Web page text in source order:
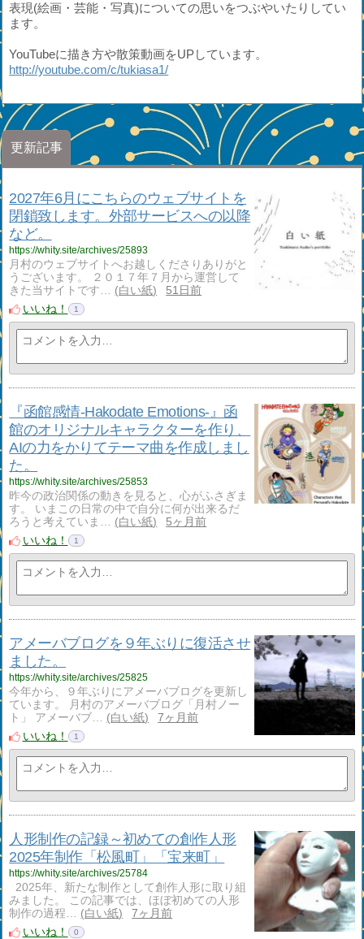
表現(絵画・芸能・写真)についての思いをつぶやいたりしてい
ます。
YouTubeに描き方や散策動画をUPしています。
http://youtube.com/c/tukiasa1/
更新記事
2027年6月にこちらのウェブサイトを
閉鎖致します。外部サービスへの以降
など。
https://whity.site/archives/25893
月村のウェブサイトへお越しくださりありがと
うございます。 ２０１７年７月から運営して
きた当サイトです…
白い紙
51日前
いいね！
1
『函館感情-Hakodate Emotions-』函
館のオリジナルキャラクターを作り、
AIの力をかりてテーマ曲を作成しまし
た。
https://whity.site/archives/25853
昨今の政治関係の動きを見ると、心がふさぎま
す。 いまこの日常の中で自分に何が出来るだ
ろうと考えていま…
白い紙
5ヶ月前
いいね！
1
アメーバブログを９年ぶりに復活させ
ました。
https://whity.site/archives/25825
今年から、９年ぶりにアメーバブログを更新し
ています。 月村のアメーバブログ「月村ノー
ト」 アメーバブ…
白い紙
7ヶ月前
いいね！
1
人形制作の記録～初めての創作人形
2025年制作「松風町」「宝来町」
https://whity.site/archives/25784
2025年、新たな制作として創作人形に取り組
みました。 この記事では、ほぼ初めての人形
制作の過程…
白い紙
7ヶ月前
いいね！
0